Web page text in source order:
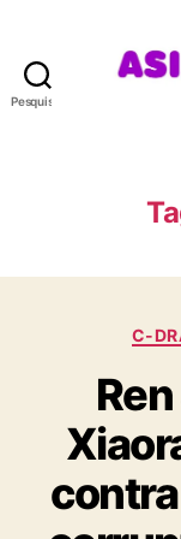
Pesquisar
C-